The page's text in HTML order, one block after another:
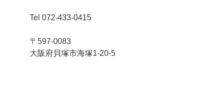
Tel 072-433-0415
〒597-0083
大阪府貝塚市海塚1-20-5